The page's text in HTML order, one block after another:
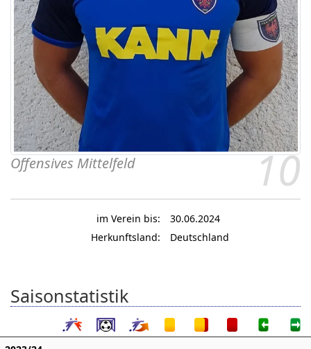
10
Offensives Mittelfeld
im Verein bis:
30.06.2024
Herkunftsland:
Deutschland
Saisonstatistik